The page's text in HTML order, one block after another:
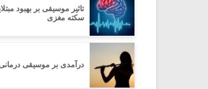
تاثیر موسیقی بر بهبود
سکته مغزی
درآمدی بر موسیقی درمانی